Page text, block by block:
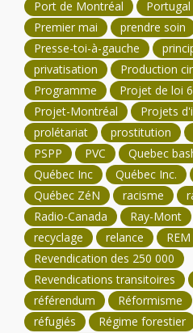
Port de Montréal Portugal
Premier mai
prendre soin
Presse-toi-à-gauche
privatisation
Production
Programme
Projet de loi
Projet-Montréal
Projets
prolétariat
prostitution
PSPP
PVC Quebec
Québec Inc
Québec Inc.
Québec ZéN
racisme
Radio-Canada
Ray-Mont
recyclage
relance REM
Revendication des 250 000
Revendications transitoires
référendum
Réformisme
réfugiés
Régime forestier